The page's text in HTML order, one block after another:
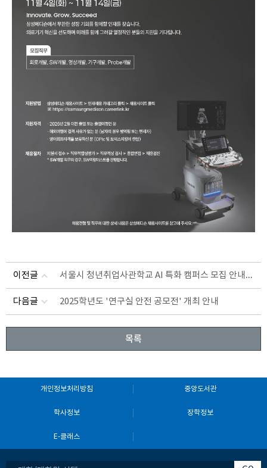
이전글 서울시 청년취업사관학교 AI 특화 캠퍼스 모집 안내(~11.16)
다음글 2025학년도 '연구실 안전 공모전' 개최 안내
목록
개인정보처리방침 중앙도서관
학사정보 장학정보
E-클래스